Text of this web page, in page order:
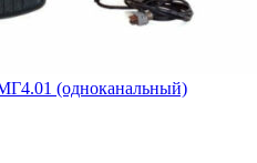
(одноканальный)